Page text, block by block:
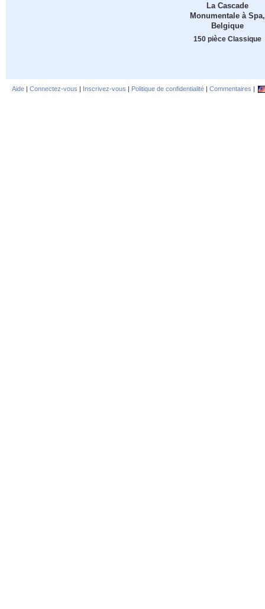
La Cascade
Monumentale à Spa,
Belgique
150 pièce Classique
Aide | Connectez-vous | Inscrivez-vous | Politique de confidentialité | Commentaires |